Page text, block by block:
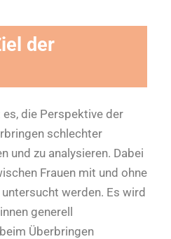
der
die Perspektive der
schlechter
und zu analysieren. Dabei
Frauen mit und ohne
werden. Es wird
generell
Überbringen